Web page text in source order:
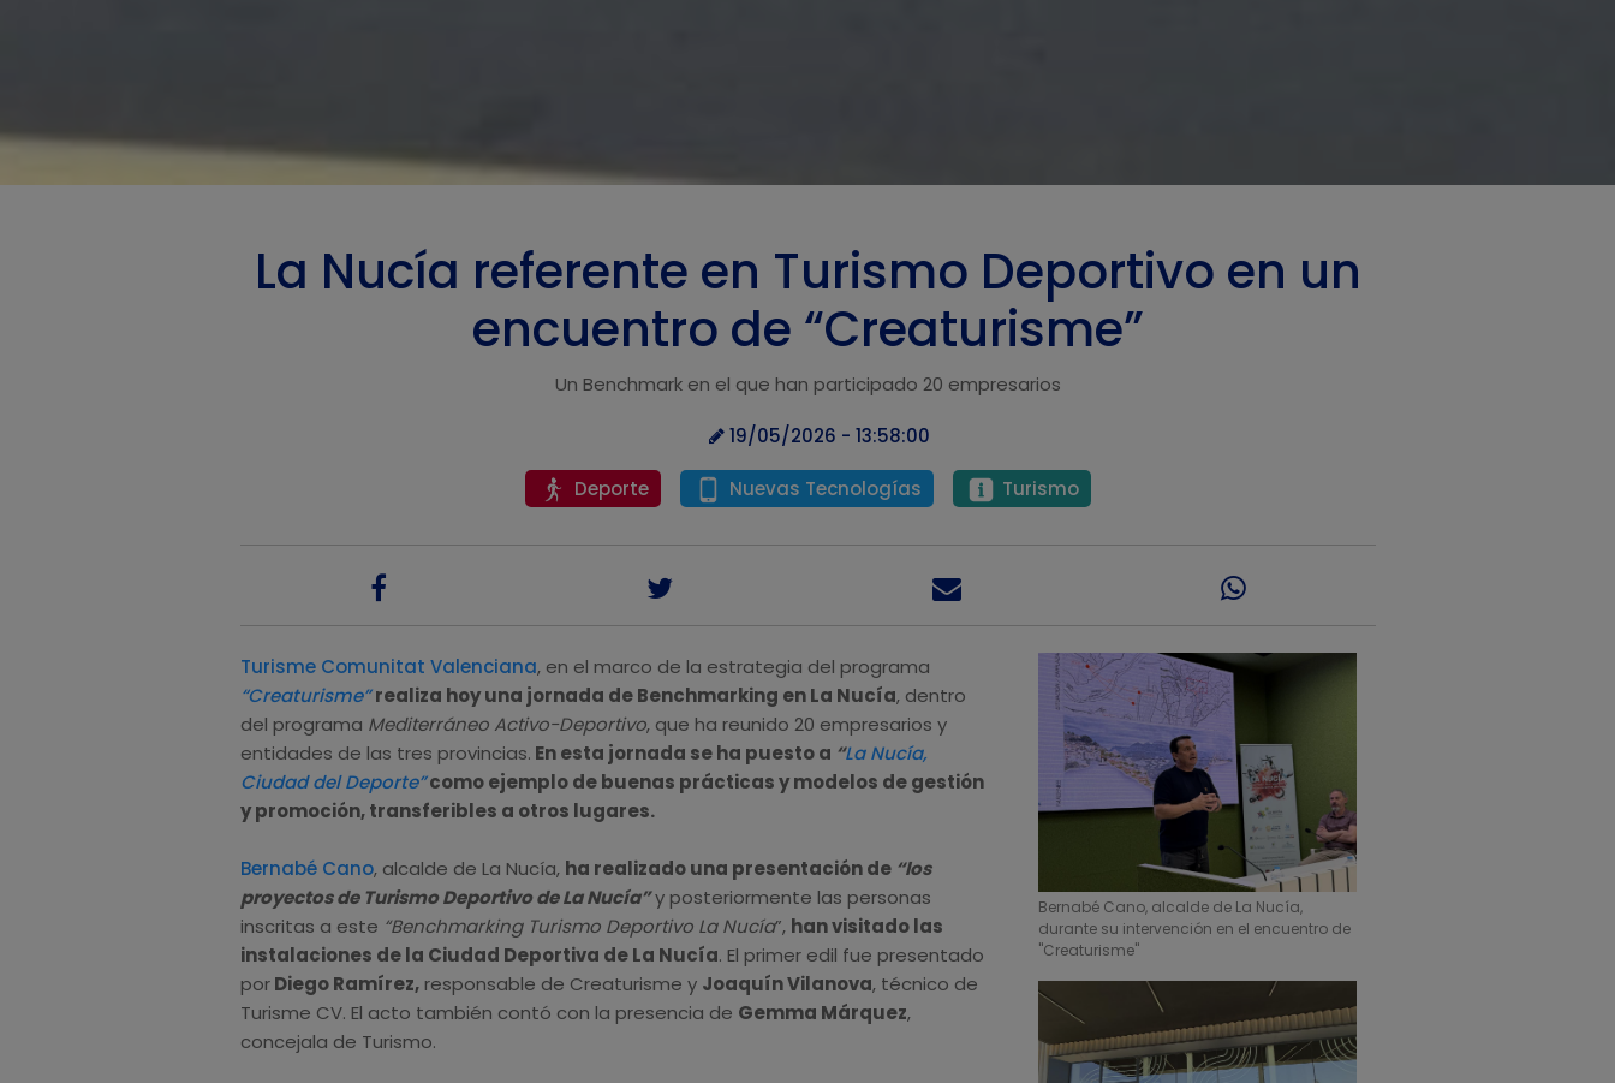
La Nucía referente en Turismo Deportivo en un
encuentro de “Creaturisme”
Un Benchmark en el que han participado 20 empresarios
19/05/2026 - 13:58:00
Deporte Nuevas Tecnologías Turismo
Turisme Comunitat Valenciana, en el marco de la estrategia del programa
“Creaturisme”realiza hoy una jornada de Benchmarking en La Nucía, dentro
del programa Mediterráneo Activo-Deportivo, que ha reunido 20 empresarios y
entidades de las tres provincias. En esta jornada se ha puesto a “La Nucía,
Ciudad del Deporte”como ejemplo de buenas prácticas y modelos de gestión
y promoción, transferibles a otros lugares.
Bernabé Cano, alcalde de La Nucía, ha realizado una presentación de“los
proyectos de Turismo Deportivo de La Nucía”y posteriormente las personas
inscritas a este “Benchmarking Turismo Deportivo La Nucía”, han visitado las
instalaciones de la Ciudad Deportiva de La Nucía. El primer edil fue presentado
porDiego Ramírez,responsable de Creaturisme y Joaquín Vilanova, técnico de
Turisme CV. El acto también contó con la presencia de Gemma Márquez,
concejala de Turismo.
Bernabé Cano, alcalde de La Nucía,
durante su intervención en el encuentro de
"Creaturisme"